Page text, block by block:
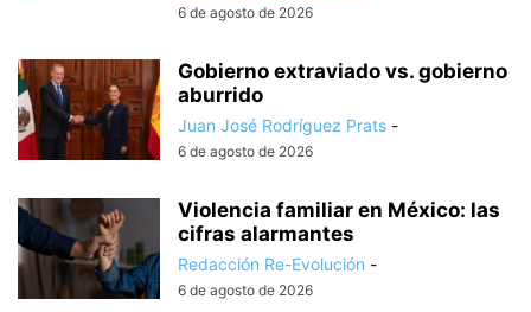
6 de agosto de 2026
Gobierno extraviado vs. gobierno
aburrido
Juan José Rodríguez Prats -
6 de agosto de 2026
Violencia familiar en México: las
cifras alarmantes
Redacción Re-Evolución -
6 de agosto de 2026